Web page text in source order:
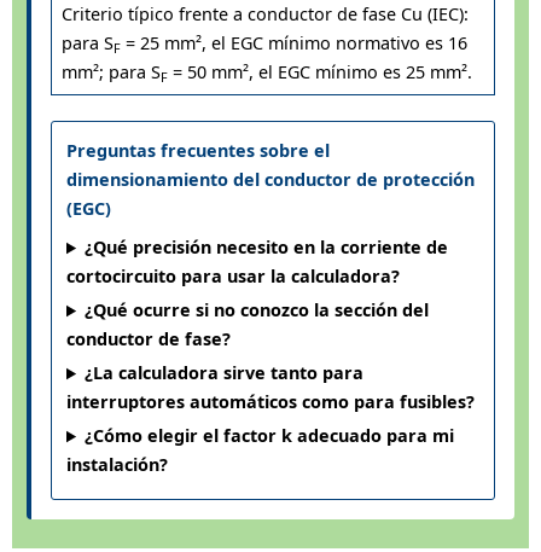
Criterio típico frente a conductor de fase Cu (IEC):
para SF = 25 mm², el EGC mínimo normativo es 16
mm²; para SF = 50 mm², el EGC mínimo es 25 mm².
Preguntas frecuentes sobre el
dimensionamiento del conductor de protección
(EGC)
¿Qué precisión necesito en la corriente de
cortocircuito para usar la calculadora?
¿Qué ocurre si no conozco la sección del
conductor de fase?
¿La calculadora sirve tanto para
interruptores automáticos como para fusibles?
¿Cómo elegir el factor k adecuado para mi
instalación?